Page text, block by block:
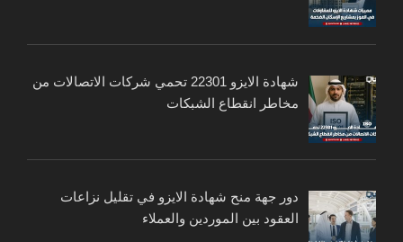
شهادة الايزو 22301 تحمي شركات الاتصالات من
مخاطر انقطاع الشبكات
دور جهة منح شهادة الايزو في تقليل نزاعات
العقود بين الموردين والعملاء